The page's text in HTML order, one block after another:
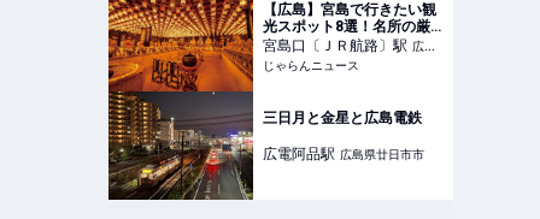
【広島】宮島で行きたい観
光スポット8選！名所の厳
島神社やおすすめグルメも
＜2024＞ ｜じゃらんニュ
ース
宮島口〔ＪＲ航路〕駅 広島
県廿日市市
じゃらんニュース
三日月と金星と広島電鉄
広電阿品駅 広島県廿日市市